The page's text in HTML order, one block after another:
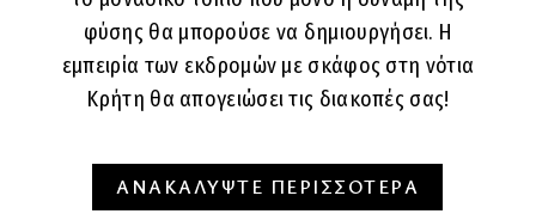
φύσης θα μπορούσε να δημιουργήσει. Η
εμπειρία των εκδρομών με σκάφος στη νότια
Κρήτη θα απογειώσει τις διακοπές σας!
ΑΝΑΚΑΛΥΨΤΕ ΠΕΡΙΣΣΟΤΕΡΑ